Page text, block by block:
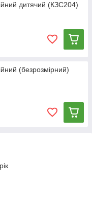
дитячий (КЗС204)
(безрозмірний)